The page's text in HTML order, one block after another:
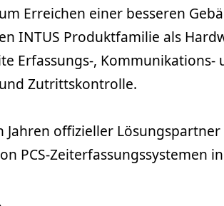
Erreichen einer besseren
INTUS Produktfamilie als
Erfassungs-,
Zutrittskontrolle.
Jahren offizieller
PCS-Zeiterfassungssystemen